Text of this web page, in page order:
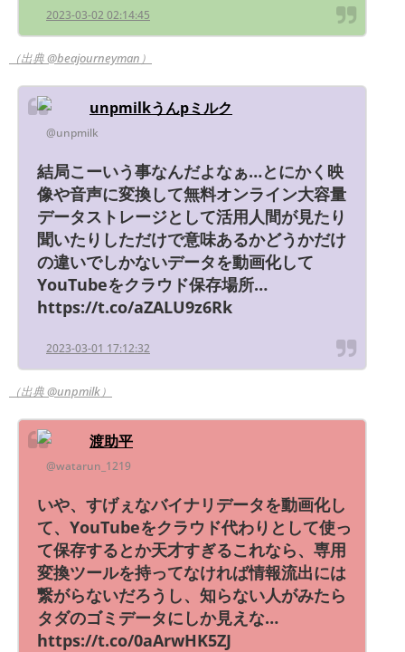
2023-03-02 02:14:45
（出典 @beajourneyman）
unpmilkうんpミルク
@unpmilk
結局こーいう事なんだよなぁ…とにかく映
像や音声に変換して無料オンライン大容量
データストレージとして活用人間が見たり
聞いたりしただけで意味あるかどうかだけ
の違いでしかないデータを動画化して
YouTubeをクラウド保存場所…
https://t.co/aZALU9z6Rk
2023-03-01 17:12:32
（出典 @unpmilk）
渡助平
@watarun_1219
いや、すげぇなバイナリデータを動画化し
て、YouTubeをクラウド代わりとして使っ
て保存するとか天才すぎるこれなら、専用
変換ツールを持ってなければ情報流出には
繋がらないだろうし、知らない人がみたら
タダのゴミデータにしか見えな…
https://t.co/0aArwHK5ZJ